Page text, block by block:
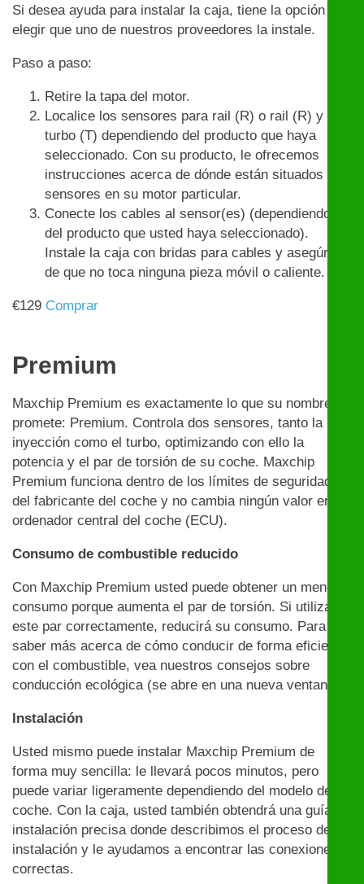
Si desea ayuda para instalar la caja, tiene la opción de
elegir que uno de nuestros proveedores la instale.
Paso a paso:
Retire la tapa del motor.
Localice los sensores para rail (R) o rail (R) y
turbo (T) dependiendo del producto que haya
seleccionado. Con su producto, le ofrecemos
instrucciones acerca de dónde están situados los
sensores en su motor particular.
Conecte los cables al sensor(es) (dependiendo
del producto que usted haya seleccionado).
Instale la caja con bridas para cables y asegúrese
de que no toca ninguna pieza móvil o caliente.
€129 Comprar
Premium
Maxchip Premium es exactamente lo que su nombre
promete: Premium. Controla dos sensores, tanto la
inyección como el turbo, optimizando con ello la
potencia y el par de torsión de su coche. Maxchip
Premium funciona dentro de los límites de seguridad
del fabricante del coche y no cambia ningún valor en el
ordenador central del coche (ECU).
Consumo de combustible reducido
Con Maxchip Premium usted puede obtener un menor
consumo porque aumenta el par de torsión. Si utiliza
este par correctamente, reducirá su consumo. Para
saber más acerca de cómo conducir de forma eficiente
con el combustible, vea nuestros consejos sobre
conducción ecológica (se abre en una nueva ventana)
Instalación
Usted mismo puede instalar Maxchip Premium de
forma muy sencilla: le llevará pocos minutos, pero
puede variar ligeramente dependiendo del modelo de
coche. Con la caja, usted también obtendrá una guía de
instalación precisa donde describimos el proceso de
instalación y le ayudamos a encontrar las conexiones
correctas.